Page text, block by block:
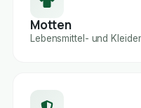
Motten
Lebensmittel- und